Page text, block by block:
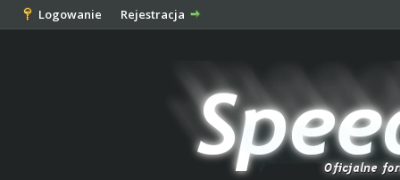
Logowanie Rejestracja